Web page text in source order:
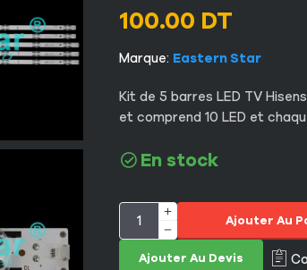
100.00 DT
Marque: Eastern Star
Kit de 5 barres LED TV
et comprend 10 LED et
En stock
Ajouter Au
Ajouter Au Devis